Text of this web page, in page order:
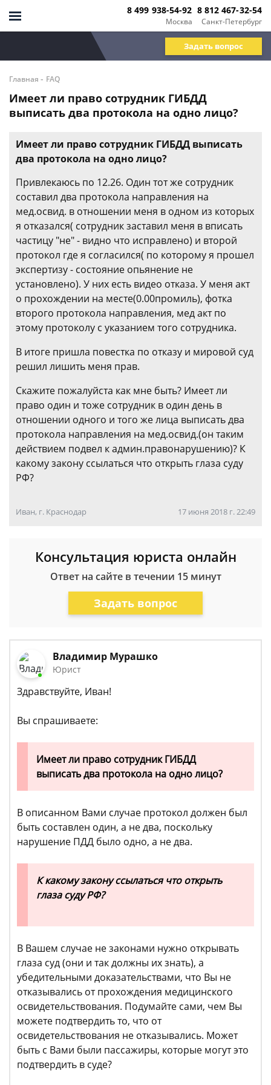
Москва
8 499 938-54-92
Санкт-Петербург
8 812 467-32-54
Задать вопрос
Главная - FAQ
Имеет ли право сотрудник ГИБДД
выписать два протокола на одно лицо?
Имеет ли право сотрудник ГИБДД выписать
два протокола на одно лицо?
Привлекаюсь по 12.26. Один тот же сотрудник
составил два протокола направления на
мед.освид. в отношении меня в одном из которых
я отказался( сотрудник заставил меня в вписать
частицу "не" - видно что исправлено) и второй
протокол где я согласился( по которому я прошел
экспертизу - состояние опьянение не
установлено). У них есть видео отказа. У меня акт
о прохождении на месте(0.00промиль), фотка
второго протокола направления, мед акт по
этому протоколу с указанием того сотрудника.
В итоге пришла повестка по отказу и мировой суд
решил лишить меня прав.
Скажите пожалуйста как мне быть? Имеет ли
право один и тоже сотрудник в один день в
отношении одного и того же лица выписать два
протокола направления на мед.освид.(он таким
действием подвел к админ.правонарушению)? К
какому закону ссылаться что открыть глаза суду
РФ?
Иван, г. Краснодар 17 июня 2018 г. 22:49
Консультация юриста онлайн
Ответ на сайте в течении 15 минут
Задать вопрос
Владимир Мурашко
Юрист
Здравствуйте, Иван!
Вы спрашиваете:
Имеет ли право сотрудник ГИБДД
выписать два протокола на одно лицо?
В описанном Вами случае протокол должен был
быть составлен один, а не два, поскольку
нарушение ПДД было одно, а не два.
К какому закону ссылаться что открыть
глаза суду РФ?
В Вашем случае не законами нужно открывать
глаза суд (они и так должны их знать), а
убедительными доказательствами, что Вы не
отказывались от прохождения медицинского
освидетельствования. Подумайте сами, чем Вы
можете подтвердить то, что от
освидетельствования не отказывались. Может
быть с Вами были пассажиры, которые могут это
подтвердить в суде?